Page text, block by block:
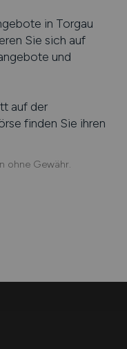
in Torgau
Sie sich auf
und
auf der
finden Sie ihren
ohne Gewähr.